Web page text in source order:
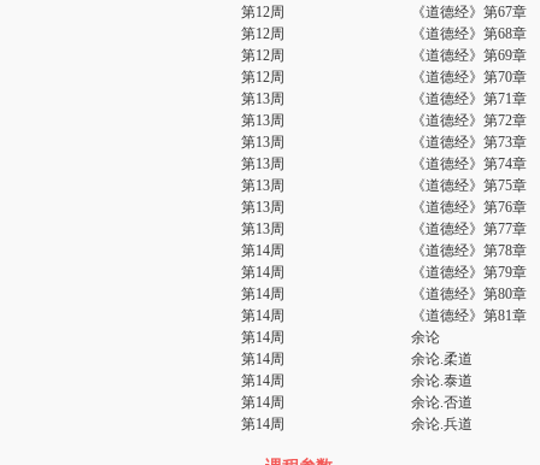
第12周
《道德经》第67章
第12周
《道德经》第68章
第12周
《道德经》第69章
第12周
《道德经》第70章
第13周
《道德经》第71章
第13周
《道德经》第72章
第13周
《道德经》第73章
第13周
《道德经》第74章
第13周
《道德经》第75章
第13周
《道德经》第76章
第13周
《道德经》第77章
第14周
《道德经》第78章
第14周
《道德经》第79章
第14周
《道德经》第80章
第14周
《道德经》第81章
第14周
余论
第14周
余论.柔道
第14周
余论.泰道
第14周
余论.否道
第14周
余论.兵道